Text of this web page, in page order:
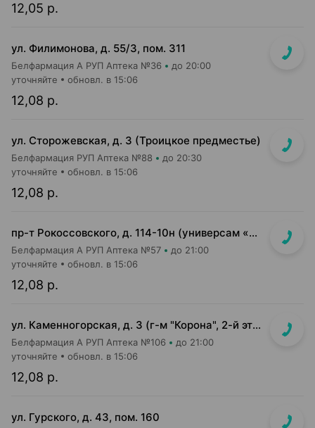
12,05 р.
ул. Филимонова, д. 55/3, пом. 311
Белфармация А РУП Аптека №36 до 20:00
12,08 р.
уточняйте обновл. в 15:06
ул. Сторожевская, д. 3 (Троицкое предместье)
Белфармация РУП Аптека №88 до 20:30
12,08 р.
уточняйте обновл. в 15:06
пр-т Рокоссовского, д. 114-10н (универсам «Санта»)
Белфармация А РУП Аптека №57 до 21:00
12,08 р.
уточняйте обновл. в 15:06
ул. Каменногорская, д. 3 (г-м "Корона", 2-й этаж)
Белфармация А РУП Аптека №106 до 21:00
12,08 р.
уточняйте обновл. в 15:06
ул. Гурского, д. 43, пом. 160